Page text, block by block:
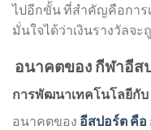
ไปอีกขั้น ที่สำคัญคือการ
มั่นใจได้ว่าเงินรางวัลจะ
อนาคตของ กีฬาอีส
การพัฒนาเทคโนโลยีกับ
อนาคตของ อีสปอร์ต คือ